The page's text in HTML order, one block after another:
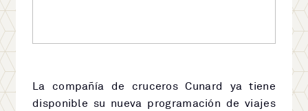
La compañía de cruceros Cunard ya tiene
disponible su nueva programación de viajes